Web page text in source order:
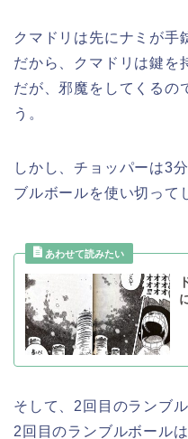
クマドリは先にナミが手
だから、クマドリは鍵を
だが、邪魔をしてくるの
う。
しかし、チョッパーは3
ブルボールを使い切って
そして、2回目のランブ
2回目のランブルボール